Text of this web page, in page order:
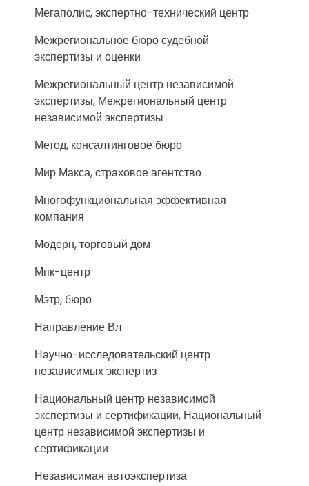
Мегаполис, экспертно-технический центр
Межрегиональное бюро судебной
экспертизы и оценки
Межрегиональный центр независимой
экспертизы, Межрегиональный центр
независимой экспертизы
Метод, консалтинговое бюро
Мир Макса, страховое агентство
Многофункциональная эффективная
компания
Модерн, торговый дом
Мпк-центр
Мэтр, бюро
Направление Вл
Научно-исследовательский центр
независимых экспертиз
Национальный центр независимой
экспертизы и сертификации, Национальный
центр независимой экспертизы и
сертификации
Независимая автоэкспертиза